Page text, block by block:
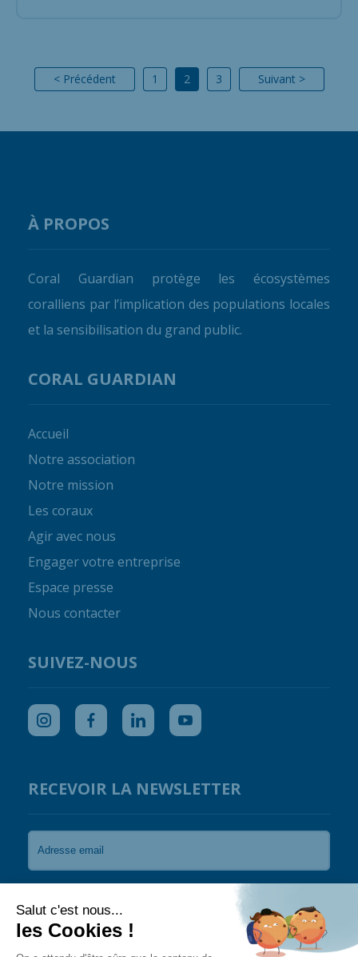
< Précédent 1 2 3 Suivant >
À PROPOS
Coral Guardian protège les écosystèmes
coralliens par l’implication des populations locales
et la sensibilisation du grand public.
CORAL GUARDIAN
Accueil
Notre association
Notre mission
Les coraux
Agir avec nous
Engager votre entreprise
Espace presse
Nous contacter
SUIVEZ-NOUS
RECEVOIR LA NEWSLETTER
Je souhaite recevoir les newsletters de Coral